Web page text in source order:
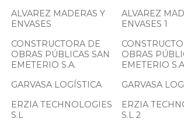
ALVAREZ MADERAS Y
ENVASES
ALVAREZ
ENVASES 1
CONSTRUCTORA DE
OBRAS PÚBLICAS SAN
EMETERIO S.A.
OBRAS
EMETERIO
GARVASA LOGÍSTICA GARVASA
ERZIA TECHNOLOGIES
S.L
ERZIA
S.L 2